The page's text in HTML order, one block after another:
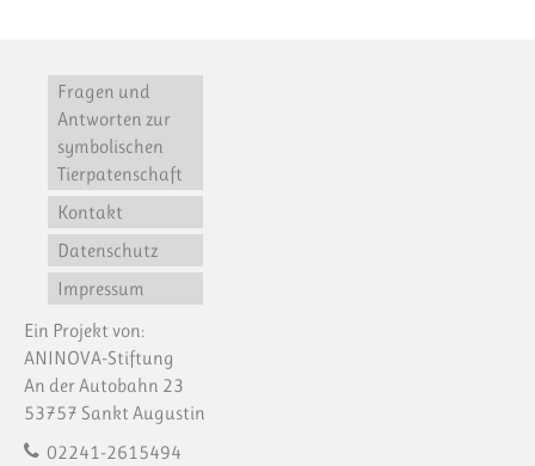
Fragen und
Antworten zur
symbolischen
Tierpatenschaft
Kontakt
Datenschutz
Impressum
Ein Projekt von:
ANINOVA-Stiftung
An der Autobahn 23
53757 Sankt Augustin
02241-2615494